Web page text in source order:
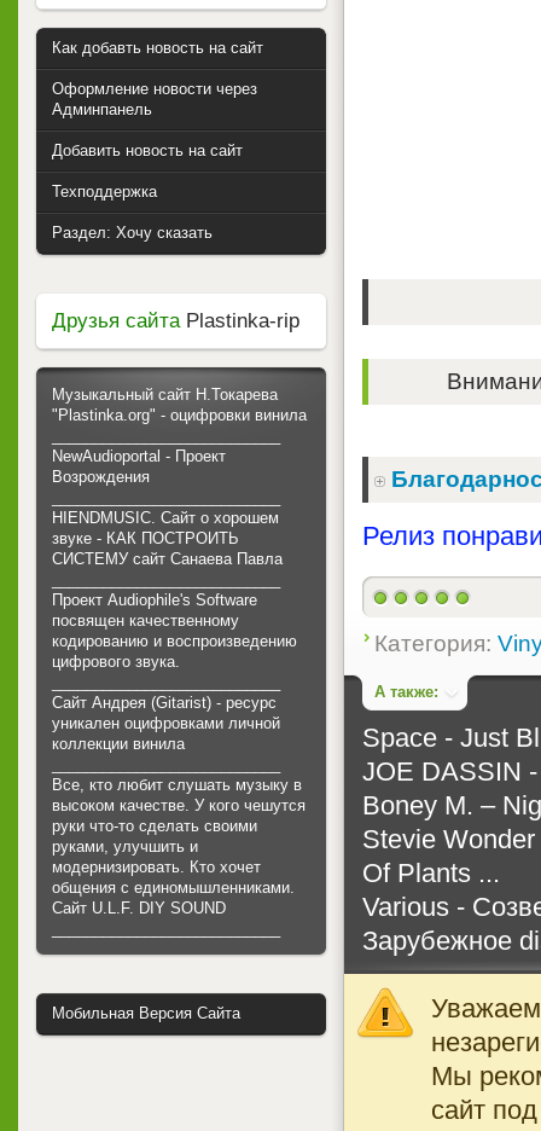
Релиз
Категория:
А также:
Space - Just
JOE DASSIN
Boney M. –
Stevie
Of Plants ...
Various -
Зарубежное
Мы
сайт
Как добавть новость на сайт
Оформление новости через
Админпанель
Добавить новость на сайт
Техподдержка
Раздел: Хочу сказать
Друзья сайтаPlastinka-rip
Музыкальный сайт Н.Токарева
"Plastinka.org" - оцифровки винила
NewAudioportal - Проект
Возрождения
HIENDMUSIC. Сайт о хорошем
звуке - КАК ПОСТРОИТЬ
СИСТЕМУ сайт Санаева Павла
Проект Audiophile's Software
посвящен качественному
кодированию и воспроизведению
цифрового звука.
Сайт Андрея (Gitarist) - ресурс
уникален оцифровками личной
коллекции винила
Все, кто любит слушать музыку в
высоком качестве. У кого чешутся
руки что-то сделать своими
руками, улучшить и
модернизировать. Кто хочет
общения с единомышленниками.
Cайт U.L.F. DIY SOUND
Мобильная Версия Сайта